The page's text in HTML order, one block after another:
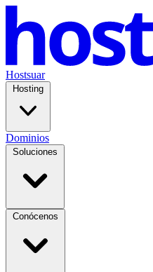
Hostsuar
Hosting
Dominios
Soluciones
Conócenos